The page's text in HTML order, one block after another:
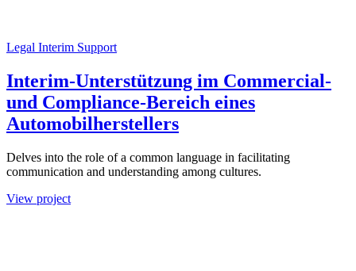
Legal Interim Support
Interim-Unterstützung im Commercial-
und Compliance-Bereich eines
Automobilherstellers
Delves into the role of a common language in facilitating
communication and understanding among cultures.
View project